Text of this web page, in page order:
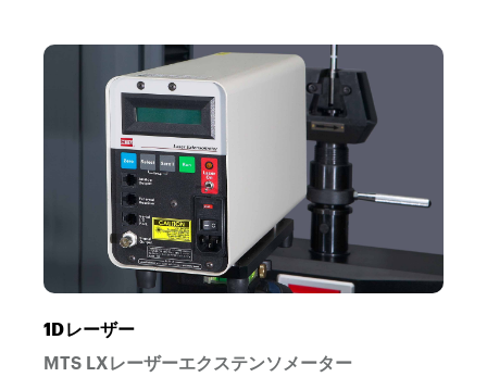
1Dレーザー
MTS LXレーザーエクステンソメーター